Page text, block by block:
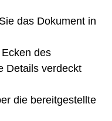
das Dokument in
des
Details verdeckt
die bereitgestellte